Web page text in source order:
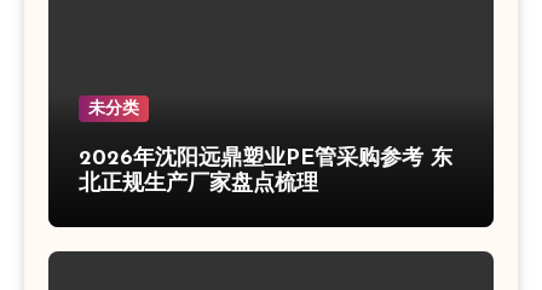
未分类
2026年沈阳远鼎塑业PE管采购参考 东
北正规生产厂家盘点梳理